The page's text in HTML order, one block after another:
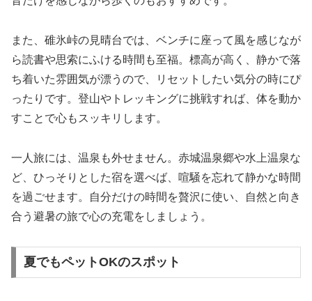
また、碓氷峠の見晴台では、ベンチに座って風を感じなが
ら読書や思索にふける時間も至福。標高が高く、静かで落
ち着いた雰囲気が漂うので、リセットしたい気分の時にぴ
ったりです。登山やトレッキングに挑戦すれば、体を動か
すことで心もスッキリします。
一人旅には、温泉も外せません。赤城温泉郷や水上温泉な
ど、ひっそりとした宿を選べば、喧騒を忘れて静かな時間
を過ごせます。自分だけの時間を贅沢に使い、自然と向き
合う避暑の旅で心の充電をしましょう。
夏でもペットOKのスポット